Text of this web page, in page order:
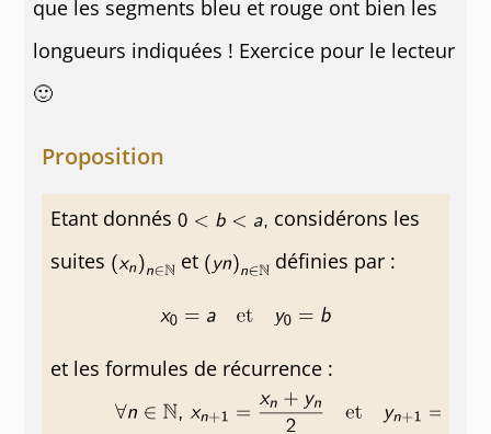
que les segments bleu et rouge ont bien les
longueurs indiquées ! Exercice pour le lecteur
🙂
Proposition
Etant donnés
considérons les
suites
et définies par :
et les formules de récurrence :